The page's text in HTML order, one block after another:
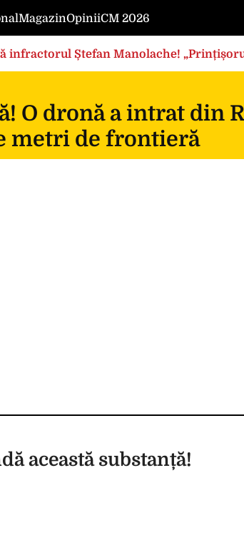
MagazinOpiniiCM 2026
infractorul Ștefan Manolache!
O dronă a intrat din
metri de frontieră
această substanță!